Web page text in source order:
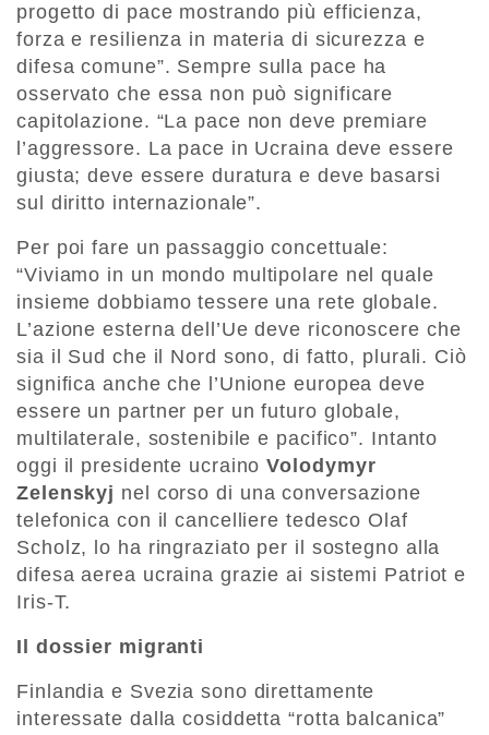
progetto di pace mostrando più efficienza,
forza e resilienza in materia di sicurezza e
difesa comune”. Sempre sulla pace ha
osservato che essa non può significare
capitolazione. “La pace non deve premiare
l’aggressore. La pace in Ucraina deve essere
giusta; deve essere duratura e deve basarsi
sul diritto internazionale”.
Per poi fare un passaggio concettuale:
“Viviamo in un mondo multipolare nel quale
insieme dobbiamo tessere una rete globale.
L’azione esterna dell’Ue deve riconoscere che
sia il Sud che il Nord sono, di fatto, plurali. Ciò
significa anche che l’Unione europea deve
essere un partner per un futuro globale,
multilaterale, sostenibile e pacifico”. Intanto
oggi il presidente ucrainoVolodymyr
Zelenskyj nel corso di una conversazione
telefonica con il cancelliere tedesco Olaf
Scholz, lo ha ringraziato per il sostegno alla
difesa aerea ucraina grazie ai sistemi Patriot e
Iris-T.
Il dossier migranti
Finlandia e Svezia sono direttamente
interessate dalla cosiddetta “rotta balcanica”